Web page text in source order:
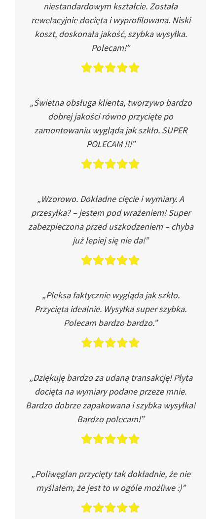
niestandardowym kształcie. Została
rewelacyjnie docięta i wyprofilowana. Niski
koszt, doskonała jakość, szybka wysyłka.
Polecam!”
„Świetna obsługa klienta, tworzywo bardzo
dobrej jakości równo przycięte po
zamontowaniu wygląda jak szkło. SUPER
POLECAM !!!”
„Wzorowo. Dokładne cięcie i wymiary. A
przesyłka? – jestem pod wrażeniem! Super
zabezpieczona przed uszkodzeniem – chyba
już lepiej się nie da!”
„Pleksa faktycznie wygląda jak szkło.
Przycięta idealnie. Wysyłka super szybka.
Polecam bardzo bardzo.”
„Dziękuję bardzo za udaną transakcję! Płyta
docięta na wymiary podane przeze mnie.
Bardzo dobrze zapakowana i szybka wysyłka!
Bardzo polecam!”
„Poliwęglan przycięty tak dokładnie, że nie
myślałem, że jest to w ogóle możliwe :)”